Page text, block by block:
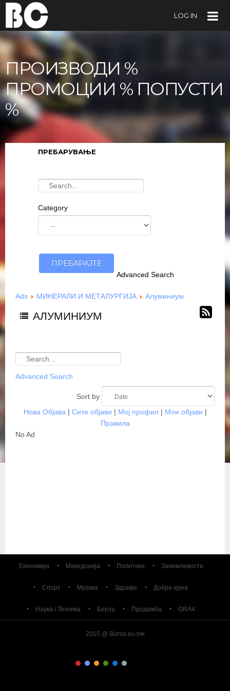
LOG IN
ПРОИЗВОДИ %
ПРОМОЦИИ % ПОПУСТИ
%
ПРЕБАРУВАЊЕ
Category
Advanced Search
Ads МИНЕРАЛИ И МЕТАЛУРГИЈА Алуминиум
АЛУМИНИУМ
Advanced Search
Sort by
Нова Објава | Сите објави | Мој профил| Мои објави |
Правила
No Ad
Економија Македонија Политика Занимливости
Спорт Музика Здравје Добра кујна
Наука / Техника Берза Продажба GRA4
2015 @ Biznis.eu.mk